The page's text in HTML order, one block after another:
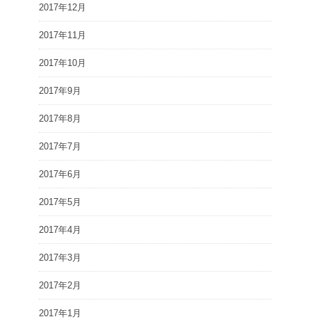
2017年12月
2017年11月
2017年10月
2017年9月
2017年8月
2017年7月
2017年6月
2017年5月
2017年4月
2017年3月
2017年2月
2017年1月